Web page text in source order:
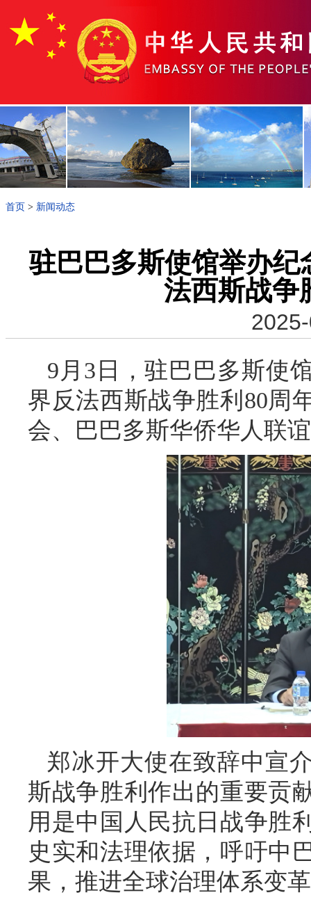
首页 > 新闻动态
驻巴巴多斯使馆举办
法西斯战争
9月3日，驻巴巴多斯使
界反法西斯战争胜利80周
会、巴巴多斯华侨华人联
郑冰开大使在致辞中宣
斯战争胜利作出的重要贡
用是中国人民抗日战争胜
史实和法理依据，呼吁中
果，推进全球治理体系变